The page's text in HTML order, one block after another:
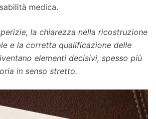
medica.
la chiarezza nella ricostruzione
e la corretta qualificazione delle
elementi decisivi, spesso più
in senso stretto.